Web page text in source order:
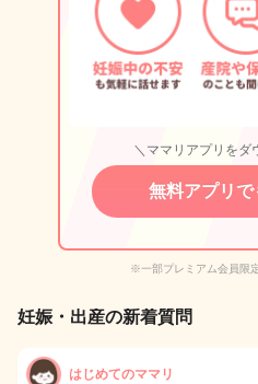
＼ママリアプリをダ
無料アプリで
※一部プレミアム会員限
妊娠・出産の新着質問
はじめてのママリ